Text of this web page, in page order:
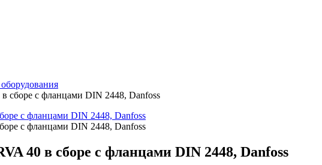
сборе с фланцами DIN 2448, Danfoss
40 в сборе с фланцами DIN 2448, Danfoss